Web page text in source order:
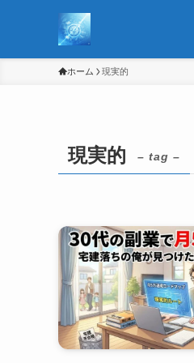
ホーム 現実的
現実的 – tag –